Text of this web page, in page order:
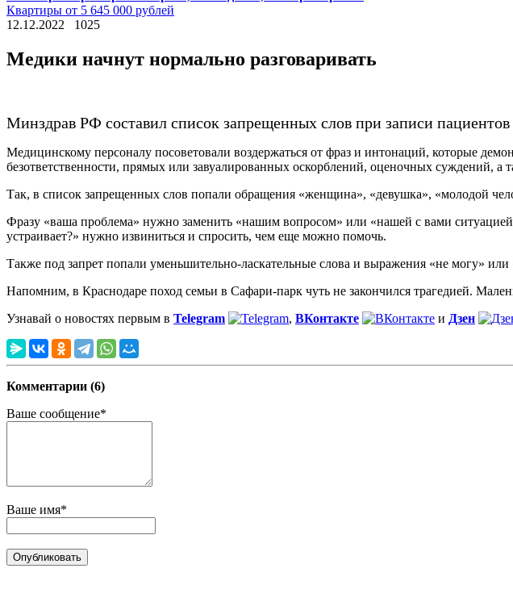
Квартиры от 5 645 000 рублей
12.12.2022
1025
Медики начнут нормально разговаривать
Минздрав РФ составил список запрещенных слов при записи
Медицинскому персоналу посоветовали воздержаться от фраз и интонаций, которые
безответственности, прямых или завуалированных оскорблений, оценочных суждений,
Так, в список запрещенных слов попали обращения «женщина», «девушка», «молодой
Фразу «ваша проблема» нужно заменить «нашим вопросом» или «нашей с вами
устраивает?» нужно извиниться и спросить, чем еще можно помочь.
Также под запрет попали уменьшительно-ласкательные слова и выражения «не могу»
Напомним, в Краснодаре поход семьи в Сафари-парк чуть не закончился трагедией.
Узнавай о новостях первым в Telegram , ВКонтакте и Дзен
Комментарии (6)
Ваше сообщение*
Ваше имя*